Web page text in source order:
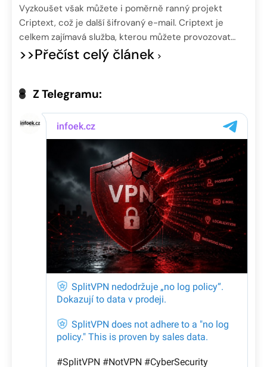
Vyzkoušet však můžete i poměrně ranný projekt
Criptext, což je další šifrovaný e-mail. Criptext je
celkem zajímavá služba, kterou můžete provozovat…
>>Přečíst celý článek
Z Telegramu: